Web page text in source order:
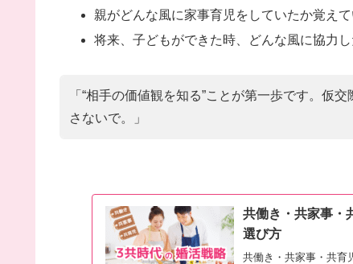
親がどんな風に家事育児をしていたか覚えて
将来、子どもができた時、どんな風に協力し
「“相手の価値観を知る”ことが第一歩です。仮
さないで。」
共働き・共家事・
選び方
共働き・共家事・共育